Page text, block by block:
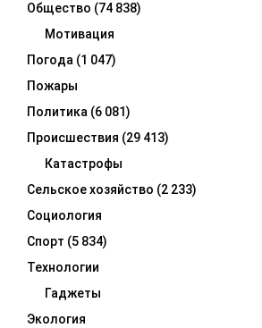
Общество (74 838)
Мотивация
Погода (1 047)
Пожары
Политика (6 081)
Происшествия (29 413)
Катастрофы
Сельское хозяйство (2 233)
Социология
Спорт (5 834)
Технологии
Гаджеты
Экология